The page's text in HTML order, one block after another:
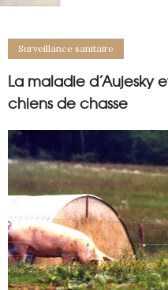
Surveillance sanitaire
La maladie d’Aujesky
chiens de chasse